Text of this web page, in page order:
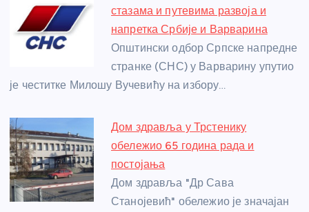
стазама и путевима развоја и
напретка Србије и Варварина
Општински одбор Српске напредне
странке (СНС) у Варварину упутио
је честитке Милошу Вучевићу на избору…
Дом здравља у Трстенику
обележио 65 година рада и
постојања
Дом здравља "Др Сава
Станојевић" обележио је значајан